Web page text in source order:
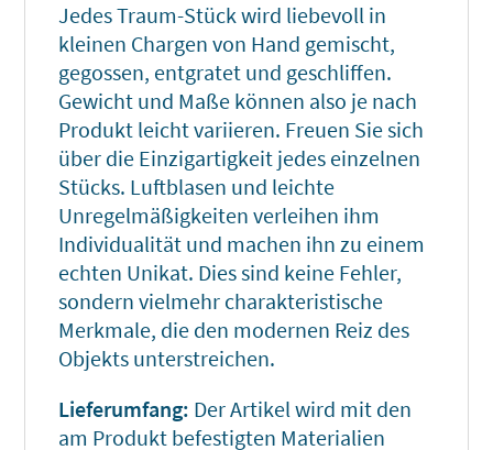
Jedes Traum-Stück wird liebevoll in
kleinen Chargen von Hand gemischt,
gegossen, entgratet und geschliffen.
Gewicht und Maße können also je nach
Produkt leicht variieren. Freuen Sie sich
über die Einzigartigkeit jedes einzelnen
Stücks. Luftblasen und leichte
Unregelmäßigkeiten verleihen ihm
Individualität und machen ihn zu einem
echten Unikat. Dies sind keine Fehler,
sondern vielmehr charakteristische
Merkmale, die den modernen Reiz des
Objekts unterstreichen.
Lieferumfang: Der Artikel wird mit den
am Produkt befestigten Materialien